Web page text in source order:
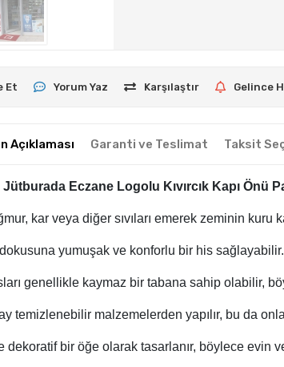
Et Yorum Yaz Karşılaştır Gelince
Açıklaması Garanti ve Teslimat Taksit
Jütburada Eczane Logolu Kıvırcık Kapı Önü
kar veya diğer sıvıları emerek zeminin kuru
dokusuna yumuşak ve konforlu bir his sağlayabilir.
genellikle kaymaz bir tabana sahip olabilir,
temizlenebilir malzemelerden yapılır, bu da
dekoratif bir öğe olarak tasarlanır, böylece